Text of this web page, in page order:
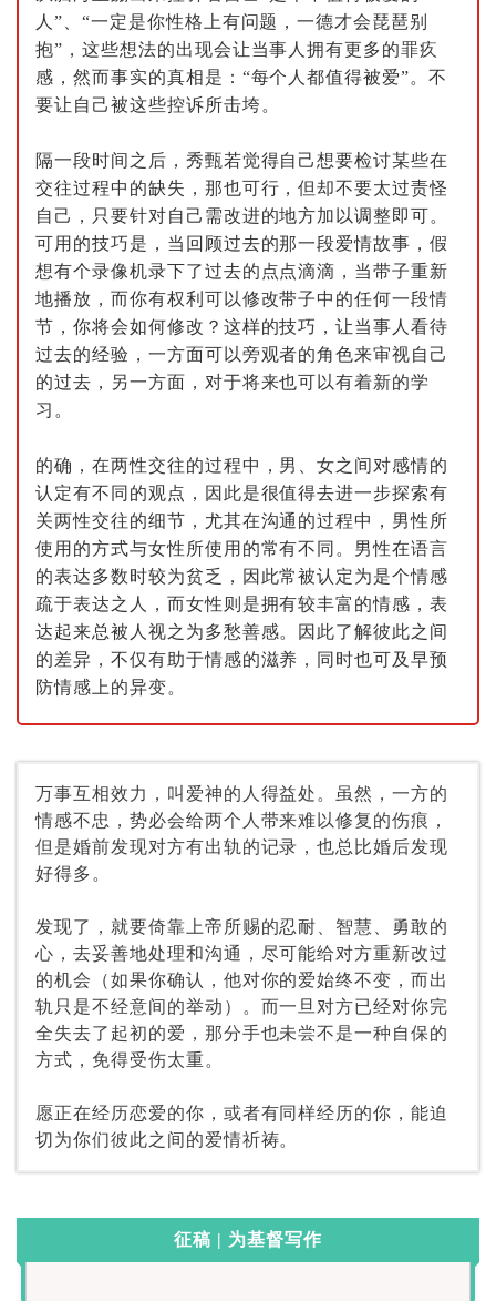
人”、“一定是你性格上有问题，一德才会琵琶别
抱”，这些想法的出现会让当事人拥有更多的罪疚
感，然而事实的真相是：“每个人都值得被爱”。不
要让自己被这些控诉所击垮。
隔一段时间之后，秀甄若觉得自己想要检讨某些在
交往过程中的缺失，那也可行，但却不要太过责怪
自己，只要针对自己需改进的地方加以调整即可。
可用的技巧是，当回顾过去的那一段爱情故事，假
想有个录像机录下了过去的点点滴滴，当带子重新
地播放，而你有权利可以修改带子中的任何一段情
节，你将会如何修改？这样的技巧，让当事人看待
过去的经验，一方面可以旁观者的角色来审视自己
的过去，另一方面，对于将来也可以有着新的学
习。
的确，在两性交往的过程中，男、女之间对感情的
认定有不同的观点，因此是很值得去进一步探索有
关两性交往的细节，尤其在沟通的过程中，男性所
使用的方式与女性所使用的常有不同。男性在语言
的表达多数时较为贫乏，因此常被认定为是个情感
疏于表达之人，而女性则是拥有较丰富的情感，表
达起来总被人视之为多愁善感。因此了解彼此之间
的差异，不仅有助于情感的滋养，同时也可及早预
防情感上的异变。
万事互相效力，叫爱神的人得益处。虽然，一方的
情感不忠，势必会给两个人带来难以修复的伤痕，
但是婚前发现对方有出轨的记录，也总比婚后发现
好得多。
发现了，就要倚靠上帝所赐的忍耐、智慧、勇敢的
心，去妥善地处理和沟通，尽可能给对方重新改过
的机会（如果你确认，他对你的爱始终不变，而出
轨只是不经意间的举动）。而一旦对方已经对你完
全失去了起初的爱，那分手也未尝不是一种自保的
方式，免得受伤太重。
愿正在经历恋爱的你，或者有同样经历的你，能迫
切为你们彼此之间的爱情祈祷。
征稿 | 为基督写作